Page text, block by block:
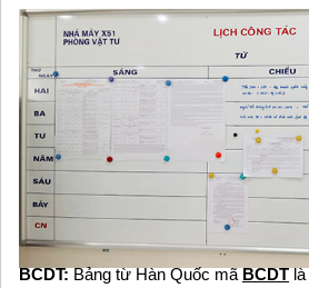
BCDT:Bảng từ Hàn Quốc mãBCDTlà